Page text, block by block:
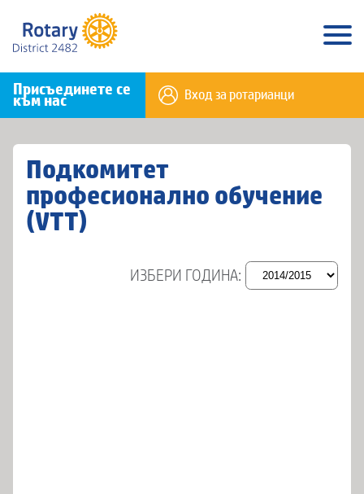
Присъединете се
към нас Вход за ротарианци
Подкомитет
професионално обучение
(VTT)
ИЗБЕРИ ГОДИНА: